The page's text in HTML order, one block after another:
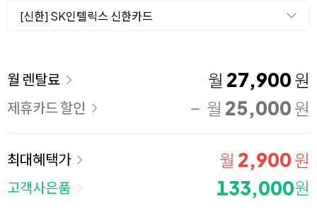
[신한] SK인텔릭스 신한카드
이용 요금
월 렌탈료 월 27,900 원
제휴카드 할인 월 25,000 원
최대혜택가 월 2,900 원
고객사은품 133,000원